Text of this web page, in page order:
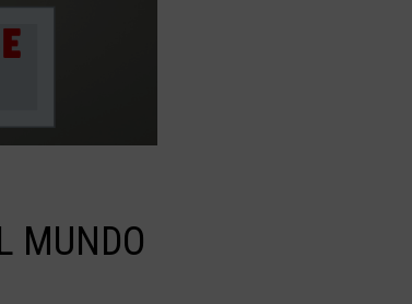
MUNDO